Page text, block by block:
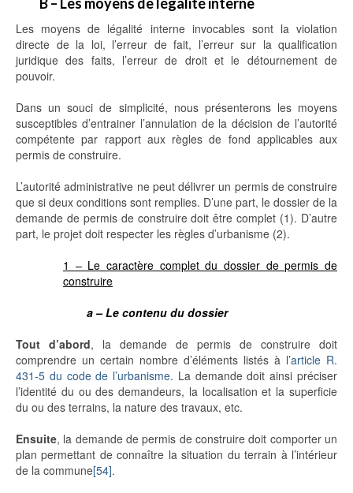
Les moyens de légalité interne invocables sont la violation
directe de la loi, l’erreur de fait, l’erreur sur la qualification
juridique des faits, l’erreur de droit et le détournement de
pouvoir.
Dans un souci de simplicité, nous présenterons les moyens
susceptibles d’entrainer l’annulation de la décision de l’autorité
compétente par rapport aux règles de fond applicables aux
permis de construire.
L’autorité administrative ne peut délivrer un permis de construire
que si deux conditions sont remplies. D’une part, le dossier de la
demande de permis de construire doit être complet (1). D’autre
part, le projet doit respecter les règles d’urbanisme (2).
1 – Le caractère complet du dossier de permis de
construire
a – Le contenu du dossier
Tout d’abord, la demande de permis de construire doit
comprendre un certain nombre d’éléments listés à l’article R.
431-5 du code de l’urbanisme. La demande doit ainsi préciser
l’identité du ou des demandeurs, la localisation et la superficie
du ou des terrains, la nature des travaux, etc.
Ensuite, la demande de permis de construire doit comporter un
plan permettant de connaître la situation du terrain à l’intérieur
de la commune[54].